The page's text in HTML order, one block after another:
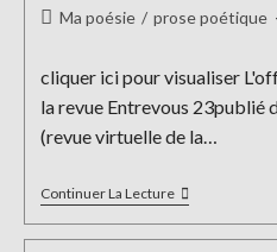
de
publiée :
PostMa poésie / prose poétique
cliquer ici pour visualiser
la revue Entrevous 23publié
(revue virtuelle de la…
Continuer La LectureL’offrande